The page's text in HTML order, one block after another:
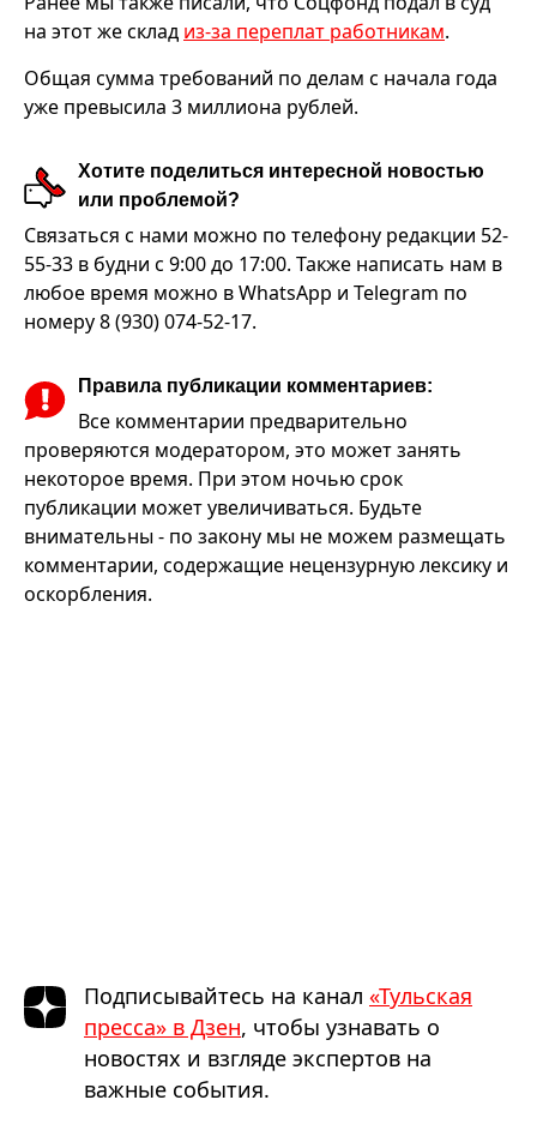
на этот же склад из-за переплат работникам.
Общая сумма требований по делам с начала года
уже превысила 3 миллиона рублей.
Хотите поделиться интересной новостью
или проблемой?
Связаться с нами можно по телефону редакции 52-
55-33 в будни с 9:00 до 17:00. Также написать нам в
любое время можно в WhatsApp и Telegram по
номеру 8 (930) 074-52-17.
Правила публикации комментариев:
Все комментарии предварительно
проверяются модератором, это может занять
некоторое время. При этом ночью срок
публикации может увеличиваться. Будьте
внимательны - по закону мы не можем размещать
комментарии, содержащие нецензурную лексику и
оскорбления.
Подписывайтесь на канал «Тульская
пресса» в Дзен, чтобы узнавать о
новостях и взгляде экспертов на
важные события.